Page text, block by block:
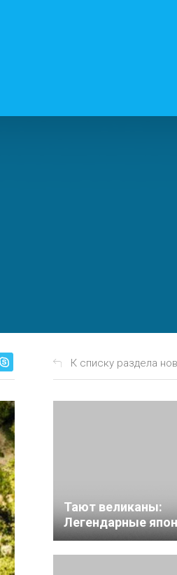
К списку раздела
Тают великаны:
Легендарные
«снежные
могут исчезнуть